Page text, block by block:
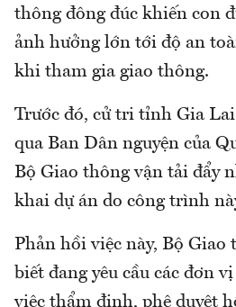
thông đông đúc khiến con
ảnh hưởng lớn tới độ an
khi tham gia giao thông.
Trước đó, cử tri tỉnh Gia
qua Ban Dân nguyện của
Bộ Giao thông vận tải đẩy
khai dự án do công trình
Phản hồi việc này, Bộ Giao
biết đang yêu cầu các đơn
việc thẩm định, phê duyệt